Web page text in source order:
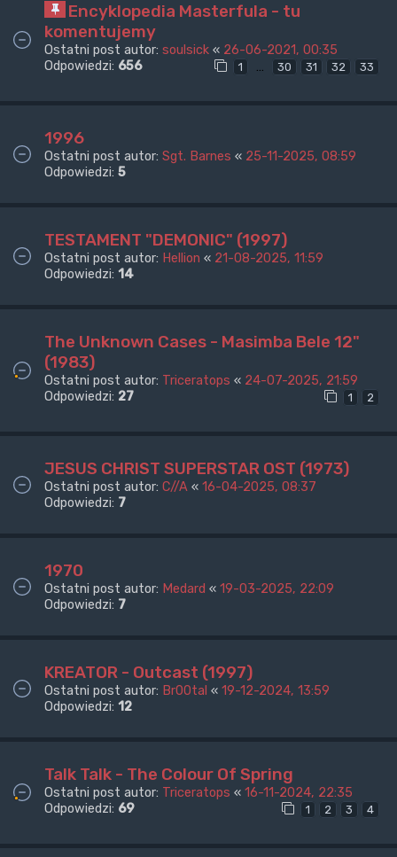
Encyklopedia Masterfula - tu
komentujemy
Ostatni post autor: soulsick « 26-06-2021, 00:35
Odpowiedzi: 656 1 … 30 31 32 33
1996
Ostatni post autor: Sgt. Barnes « 25-11-2025, 08:59
Odpowiedzi: 5
TESTAMENT "DEMONIC" (1997)
Ostatni post autor: Hellion « 21-08-2025, 11:59
Odpowiedzi: 14
The Unknown Cases - Masimba Bele 12"
(1983)
Ostatni post autor: Triceratops « 24-07-2025, 21:59
Odpowiedzi: 27 1 2
JESUS CHRIST SUPERSTAR OST (1973)
Ostatni post autor: C//A « 16-04-2025, 08:37
Odpowiedzi: 7
1970
Ostatni post autor: Medard « 19-03-2025, 22:09
Odpowiedzi: 7
KREATOR - Outcast (1997)
Ostatni post autor: Br00tal « 19-12-2024, 13:59
Odpowiedzi: 12
Talk Talk - The Colour Of Spring
Ostatni post autor: Triceratops « 16-11-2024, 22:35
Odpowiedzi: 69 1 2 3 4